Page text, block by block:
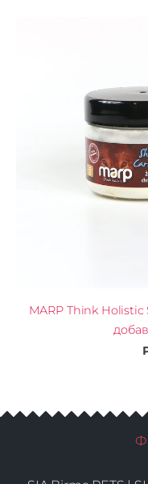
MARP Think